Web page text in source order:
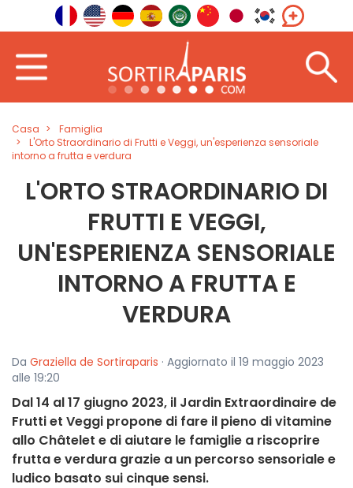
Casa
Famiglia
L'Orto Straordinario di Frutti e Veggi, un'esperienza sensoriale
intorno a frutta e verdura
L'ORTO STRAORDINARIO DI
FRUTTI E VEGGI,
UN'ESPERIENZA SENSORIALE
INTORNO A FRUTTA E
VERDURA
Da Graziella de Sortiraparis · Aggiornato il 19 maggio 2023
alle 19:20
Dal 14 al 17 giugno 2023, il Jardin Extraordinaire de
Frutti et Veggi propone di fare il pieno di vitamine
allo Châtelet e di aiutare le famiglie a riscoprire
frutta e verdura grazie a un percorso sensoriale e
ludico basato sui cinque sensi.